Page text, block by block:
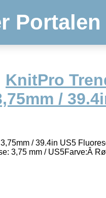
Portalen
KnitPro
/
/ 39.4in US5
3,75 mm / US5Farve:Â